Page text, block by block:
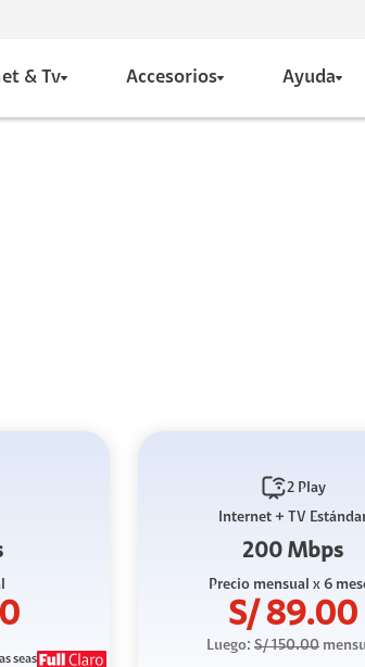
& Tv Accesorios Ayuda
seas
2 Play
Internet + TV
200 Mbps
Precio mensual x 6
S/89.00
Luego: S/150.00